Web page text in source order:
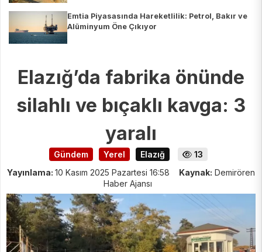
Emtia Piyasasında Hareketlilik: Petrol, Bakır ve
Alüminyum Öne Çıkıyor
Elazığ’da fabrika önünde
silahlı ve bıçaklı kavga: 3
yaralı
Gündem Yerel Elazığ
13
Yayınlama: 10 Kasım 2025 Pazartesi 16:58 Kaynak: Demirören
Haber Ajansı